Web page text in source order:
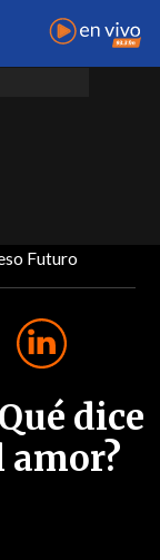
Futuro
dice
amor?